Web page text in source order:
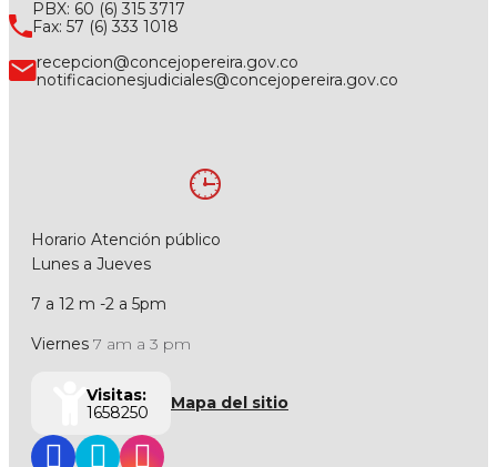
PBX: 60 (6) 315 3717
Fax: 57 (6) 333 1018
recepcion@concejopereira.gov.co
notificacionesjudiciales@concejopereira.gov.co
Horario Atención público
Lunes a Jueves
7 a 12 m -2 a 5pm
Viernes 7 am a 3 pm
Visitas:
1658250
Mapa del sitio